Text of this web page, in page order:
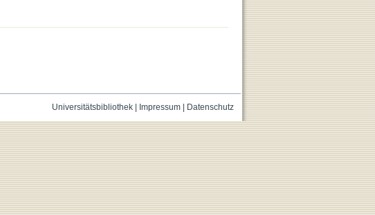
Universitätsbibliothek| Impressum| Datenschutz